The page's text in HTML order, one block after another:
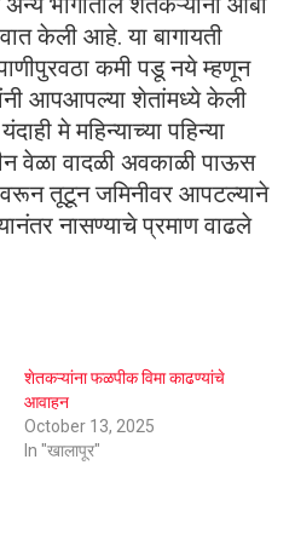
केली आहे. या बागायती
कमी पडू नये म्हणून
आपआपल्या शेतांमध्ये केली
मे महिन्याच्या पहिन्या
वेळा वादळी अवकाळी पाऊस
तूटून जमिनीवर आपटल्याने
नासण्याचे प्रमाण वाढले
शेतकऱ्यांना फळपीक विमा काढण्यांचे
आवाहन
October 13, 2025
In "खालापूर"